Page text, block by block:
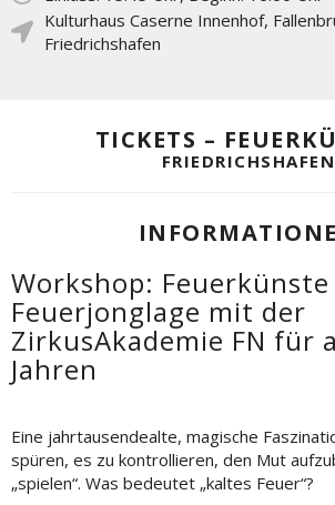
Kulturhaus Caserne Innenhof,
Friedrichshafen
TICKETS –
FRIEDRICHSHAFEN
Workshop:
Feuerjonglage mit der
ZirkusAkademie FN für
Jahren
Eine jahrtausendealte, magische
spüren, es zu kontrollieren, den Mut
„spielen“. Was bedeutet „kaltes Feuer“?